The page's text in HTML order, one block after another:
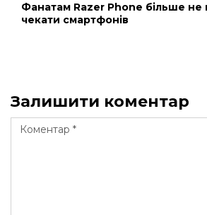
Фанатам Razer Phone більше не
чекати смартфонів
Залишити коментар